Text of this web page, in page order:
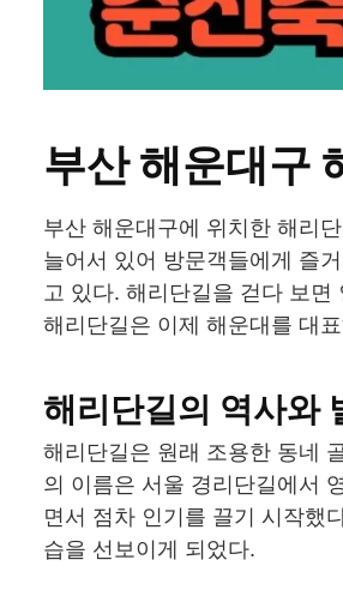
부산 해운대구
부산 해운대구에 위치한 해리
늘어서 있어 방문객들에게 즐
고 있다. 해리단길을 걷다 보
해리단길은 이제 해운대를 대
해리단길의 역사와
해리단길은 원래 조용한 동네
의 이름은 서울 경리단길에서
면서 점차 인기를 끌기 시작했
습을 선보이게 되었다.